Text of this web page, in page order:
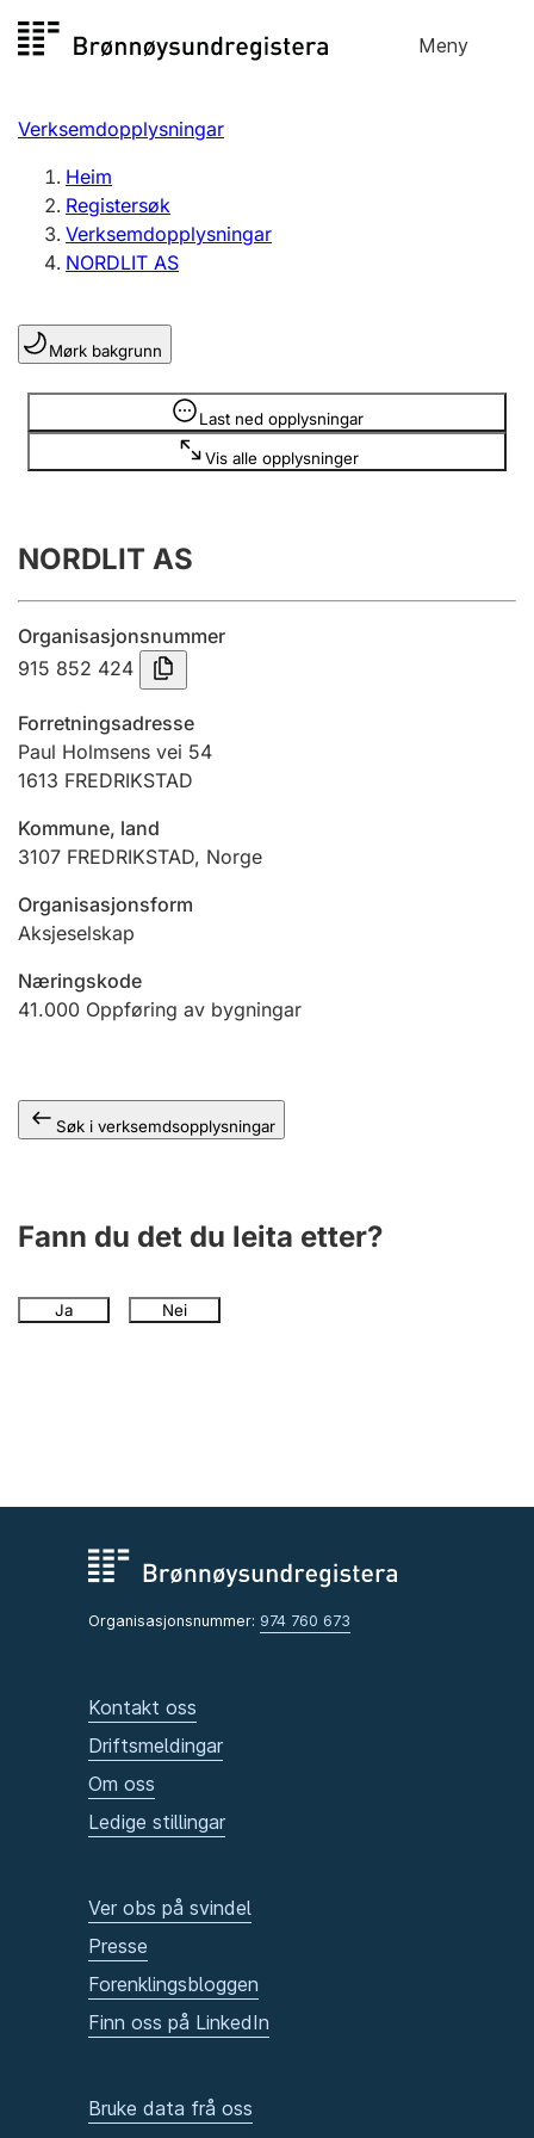
til
Meny
Registersøk
Aksjeselskap
Enkeltpersonføretak
Registrere, endre, slette
Lag og foreining
Registrere, endre, slette
Årsrekneskap
Innsending og forseinkingsgebyr
Tinglysing
Jeger
Ektepaktrettleiaren
Andre tema
Verksemdopplysningar
Heim
Registersøk
Verksemdopplysningar
NORDLIT AS
Mørk bakgrunn
Last ned opplysningar
Vis alle opplysninger
Opplysninger er skjult
NORDLIT AS
Organisasjonsnummer
915 852 424
Forretningsadresse
Paul Holmsens vei 54
1613 FREDRIKSTAD
Kommune, land
3107 FREDRIKSTAD, Norge
Organisasjonsform
Aksjeselskap
Næringskode
41.000 Oppføring av bygningar
Søk i verksemdsopplysningar
Fann du det du leita etter?
Ja Nei
Organisasjonsnummer: 974 760 673
Kontakt oss
Driftsmeldingar
Om oss
Ledige stillingar
Ver obs på svindel
Presse
Forenklingsbloggen
Finn oss på LinkedIn
Bruke data frå oss